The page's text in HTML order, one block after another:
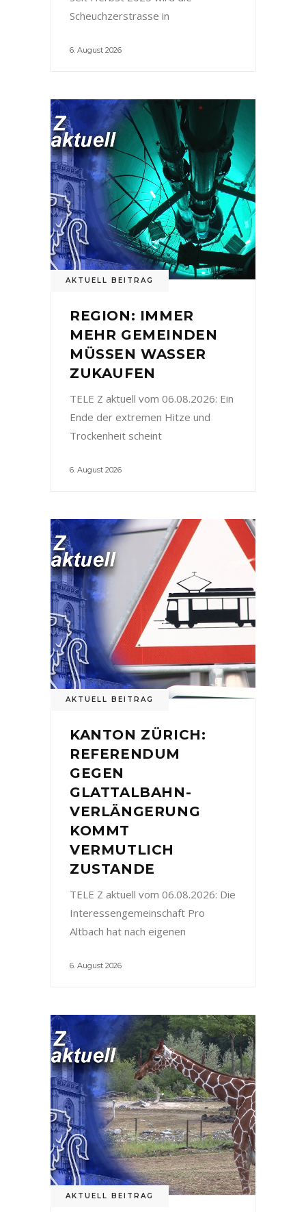
Scheuchzerstrasse in
6. August 2026
AKTUELL BEITRAG
REGION: IMMER
MEHR GEMEINDEN
MÜSSEN WASSER
ZUKAUFEN
TELE Z aktuell vom 06.08.2026: Ein
Ende der extremen Hitze und
Trockenheit scheint
6. August 2026
AKTUELL BEITRAG
KANTON ZÜRICH:
REFERENDUM
GEGEN
GLATTALBAHN-
VERLÄNGERUNG
KOMMT
VERMUTLICH
ZUSTANDE
TELE Z aktuell vom 06.08.2026: Die
Interessengemeinschaft Pro
Altbach hat nach eigenen
6. August 2026
AKTUELL BEITRAG